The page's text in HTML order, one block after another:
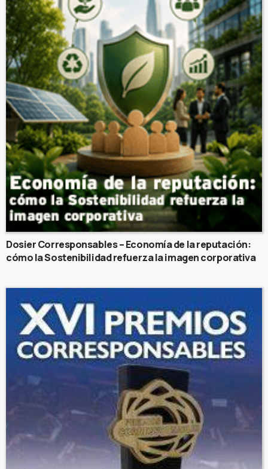
Dosier Corresponsables – Economía de la reputación:
cómo la Sostenibilidad refuerza la imagen corporativa